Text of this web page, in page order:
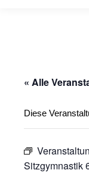
« Alle
Diese
Sitzgymnastik